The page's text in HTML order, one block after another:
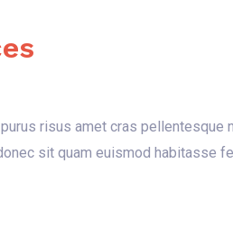
risus amet cras
sit quam euismod